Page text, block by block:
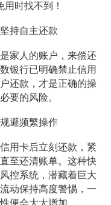
时找不到！
持自主还款
家人的账户，来偿还
银行已明确禁止信用
还款，才是正确的操
要的风险。
避频繁操作
用卡后立刻还款，紧
至还清账单。这种快
控系统，潜藏着巨大
动保持高度警惕，一
便会大大增加。